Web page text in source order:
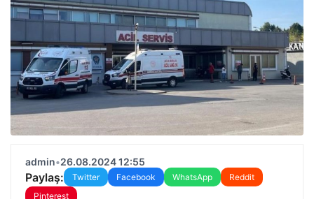
admin•26.08.2024 12:55
Paylaş: Twitter Facebook WhatsApp
Reddit
Pinterest